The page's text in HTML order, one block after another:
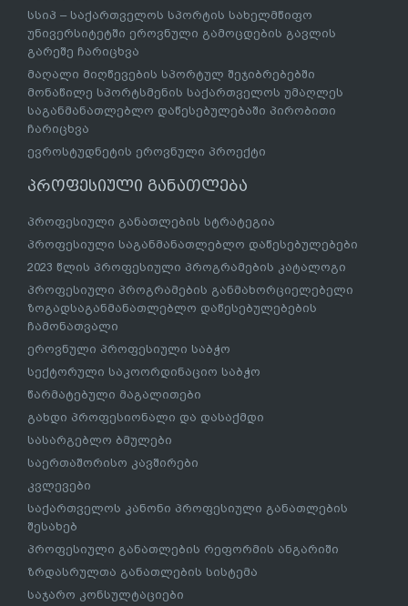
სსიპ – საქართველოს სპორტის სახელმწიფო
უნივერსიტეტში ეროვნული გამოცდების გავლის
გარეშე ჩარიცხვა
მაღალი მიღწევების სპორტულ შეჯიბრებებში
მონაწილე სპორტსმენის საქართველოს უმაღლეს
საგანმანათლებლო დაწესებულებაში პირობითი
ჩარიცხვა
ევროსტუდნეტის ეროვნული პროექტი
პროფესიული განათლება
პროფესიული განათლების სტრატეგია
პროფესიული საგანმანათლებლო დაწესებულებები
2023 წლის პროფესიული პროგრამების კატალოგი
პროფესიული პროგრამების განმახორციელებელი
ზოგადსაგანმანათლებლო დაწესებულებების
ჩამონათვალი
ეროვნული პროფესიული საბჭო
სექტორული საკოორდინაციო საბჭო
წარმატებული მაგალითები
გახდი პროფესიონალი და დასაქმდი
სასარგებლო ბმულები
საერთაშორისო კავშირები
კვლევები
საქართველოს კანონი პროფესიული განათლების
შესახებ
პროფესიული განათლების რეფორმის ანგარიში
ზრდასრულთა განათლების სისტემა
საჯარო კონსულტაციები